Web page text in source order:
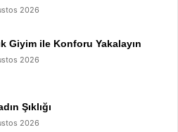
2026
Giyim ile Konforu Yakalayın
2026
Şıklığı
2026